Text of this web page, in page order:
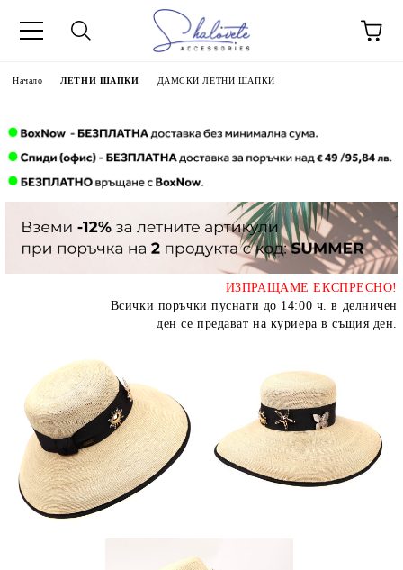
Начало ЛЕТНИ ШАПКИ ДАМСКИ ЛЕТНИ ШАПКИ
ИЗПРАЩАМЕ ЕКСПРЕСНО!
Всички поръчки пуснати до 14:00 ч. в делничен
ден се предават на куриера в същия ден.